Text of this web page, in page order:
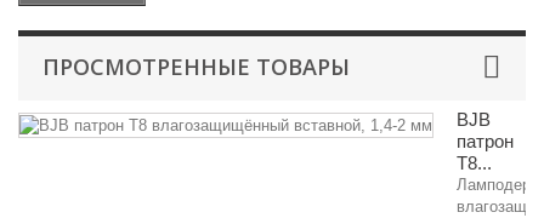
ПРОСМОТРЕННЫЕ ТОВАРЫ
BJB
патрон
T8...